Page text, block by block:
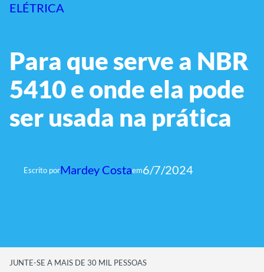
ELÉTRICA
Para que serve a NBR
5410 e onde ela pode
ser usada na prática
Escrito porMardey Costaem6/7/2024
JUNTE-SE A MAIS DE 30 MIL PESSOAS